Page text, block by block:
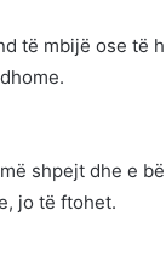
të mbijë ose të
shpejt dhe e
jo të ftohet.